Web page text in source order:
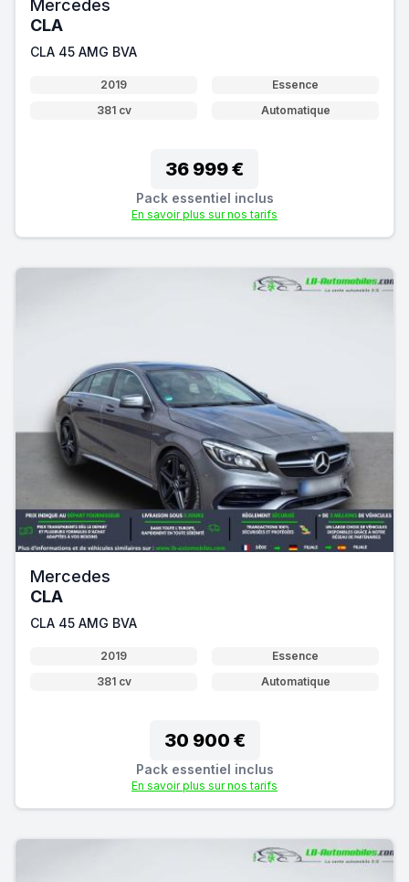
Mercedes
CLA
CLA 45 AMG BVA
2019
Essence
381 cv
Automatique
36 999 €
Pack essentiel inclus
En savoir plus sur nos tarifs
Mercedes
CLA
CLA 45 AMG BVA
2019
Essence
381 cv
Automatique
30 900 €
Pack essentiel inclus
En savoir plus sur nos tarifs